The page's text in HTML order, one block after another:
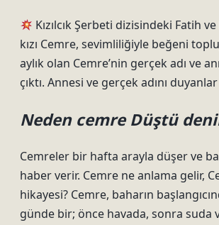
Kızılcık Şerbeti dizisindeki Fatih
kızı Cemre, sevimliliğiyle beğeni
aylık olan Cemre’nin gerçek adı ve
çıktı. Annesi ve gerçek adını
Neden cemre Düştü
Cemreler bir hafta arayla düşer ve
haber verir. Cemre ne anlama gelir,
hikayesi? Cemre, baharın
günde bir; önce havada, sonra suda